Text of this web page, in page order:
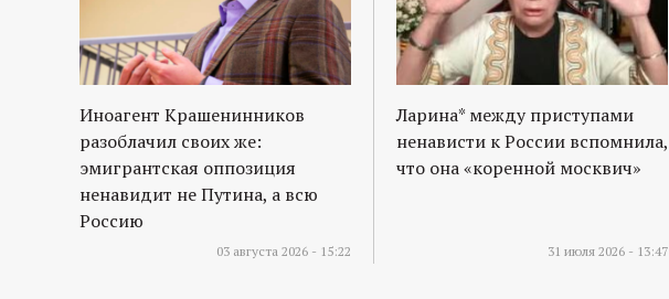
Иноагент Крашенинников
разоблачил своих же:
эмигрантская оппозиция
ненавидит не Путина, а всю
Россию
03 августа 2026 - 15:22
Ларина* между приступами
ненависти к России вспомнила,
что она «коренной москвич»
31 июля 2026 - 13:47